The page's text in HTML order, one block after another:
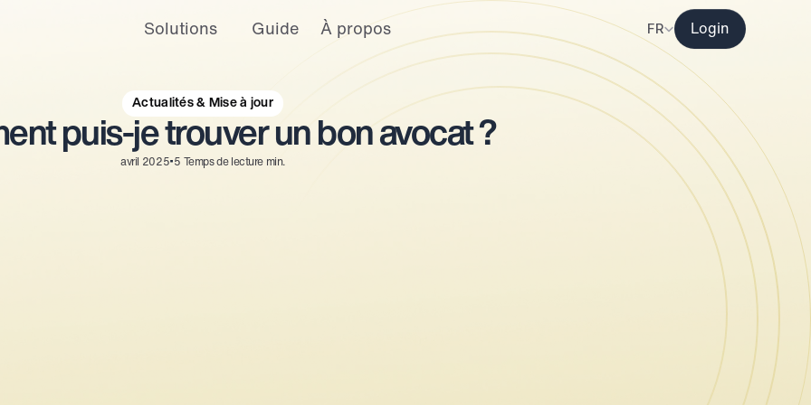
conviviale ainsi que des annonces et des offres personnalisées.
du cookies Accepter Refuser
Solutions Guide À propos
Select Language
FR Login
Actualités & Mise à jour
puis-je trouver un bon avocat ?
avril 2025•5 Temps de lecture min.